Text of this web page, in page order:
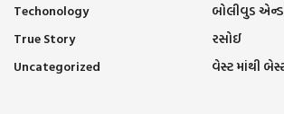
Techonology
True Story
Uncategorized
બોલીવુડ એન્ડ
રસોઈ
વેસ્ટ માંથી